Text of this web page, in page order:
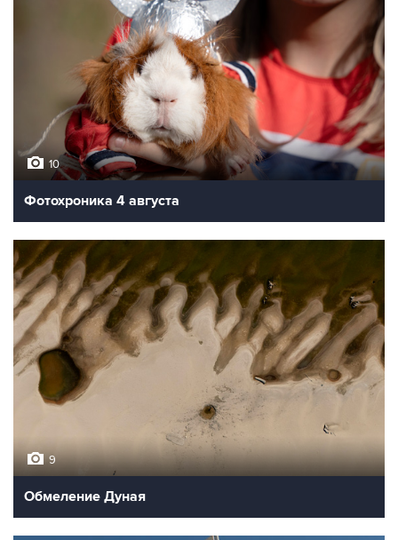
10
Фотохроника 4 августа
9
Обмеление Дуная